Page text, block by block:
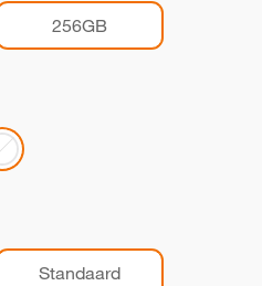
256GB
Standaard